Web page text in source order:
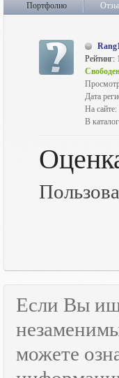
Портфолио
Рейтинг:
Дата
На сайте:
В
Если Вы
можете